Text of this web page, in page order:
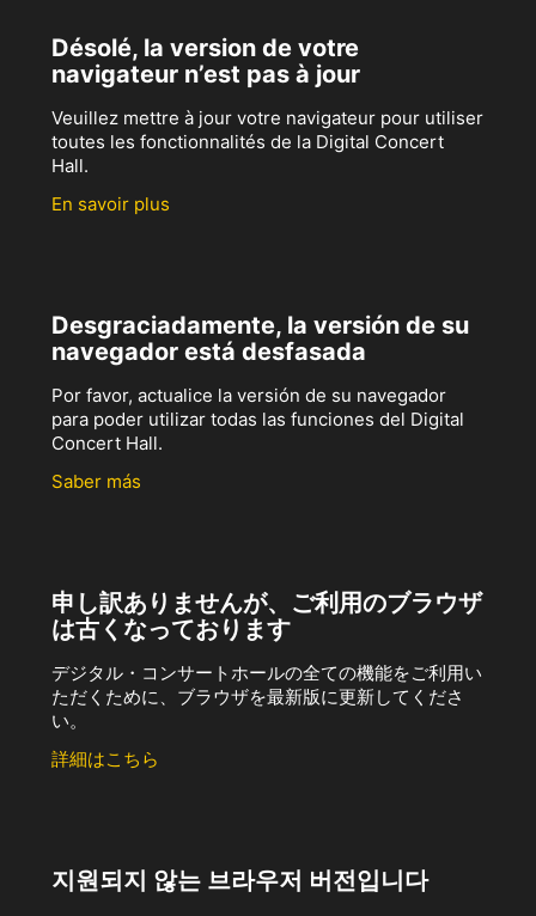
Désolé, la version de votre
navigateur n’est pas à jour
Veuillez mettre à jour votre navigateur pour utiliser
toutes les fonctionnalités de la Digital Concert
Hall.
En savoir plus
Desgraciadamente, la versión de su
navegador está desfasada
Por favor, actualice la versión de su navegador
para poder utilizar todas las funciones del Digital
Concert Hall.
Saber más
申し訳ありませんが、ご利用のブラウザ
は古くなっております
デジタル・コンサートホールの全ての機能をご利用い
ただくために、ブラウザを最新版に更新してくださ
い。
詳細はこちら
지원되지 않는 브라우저 버전입니다